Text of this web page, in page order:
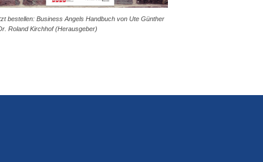
bestellen: Business Angels Handbuch von Ute Günther
Roland Kirchhof (Herausgeber)